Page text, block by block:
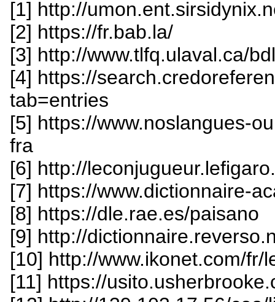
[1] http://
[2] https://fr.bab.la/
[3] http://www.tlfq.ulaval.ca/
[4] https://
tab=entries
[5] https://www.noslangues-
fra
[6] http://
[7] https://www.dictionnaire-
[8] https://dle.rae.es/paisano
[9] http://
[10] http://www.ikonet.com/fr/
[11] https://